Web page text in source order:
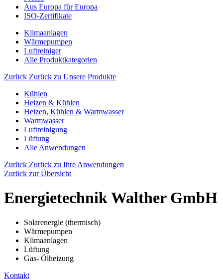
Aus Europa für Europa
ISO-Zertifikate
Klimaanlagen
Wärmepumpen
Luftreiniger
Alle Produktkategorien
Zurück Zurück zu Unsere Produkte
Kühlen
Heizen & Kühlen
Heizen, Kühlen & Warmwasser
Warmwasser
Luftreinigung
Lüftung
Alle Anwendungen
Zurück Zurück zu Ihre Anwendungen
Zurück zur Übersicht
Energietechnik Walther GmbH
Solarenergie (thermisch)
Wärmepumpen
Klimaanlagen
Lüftung
Gas- Ölheizung
Kontakt